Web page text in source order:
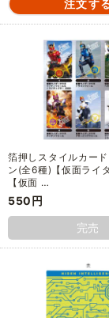
箔押しスタイルカー
ン(全6種)【仮面ライ
【仮面 …
550円
完売